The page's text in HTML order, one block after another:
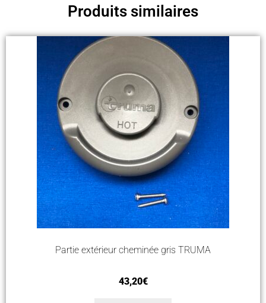
Produits similaires
Partie extérieur cheminée gris TRUMA
43,20€